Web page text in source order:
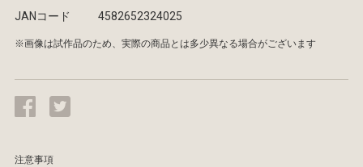
JANコード 4582652324025
※画像は試作品のため、実際の商品とは多少異なる場合がございます
注意事項